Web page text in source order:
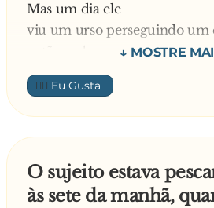
Mas um dia ele
viu um urso perseguindo um
então ordenou que os
dois parassem. E disse:
- Por vocês serem os dois
já vi, concederei
O urso pensou por um
disse:
👍🏼
O sujeito estava
às sete da manhã,